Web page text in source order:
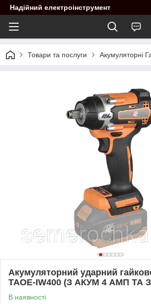
Надійний електроінструмент
Товари та послуги Акумуляторні
Акумуляторний ударний
TAOE-IW400 (З АКУМ 4 АМП
В наявності